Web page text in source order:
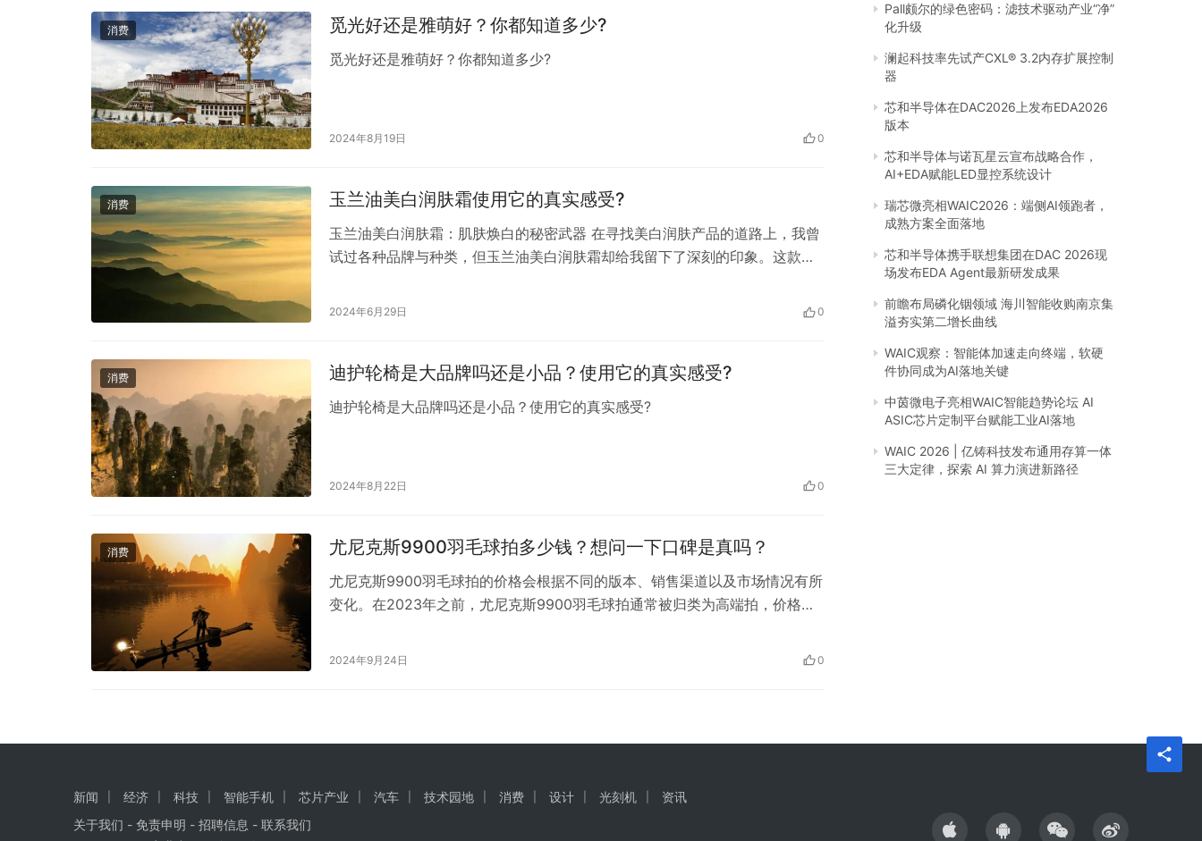
消费 觅光好还是雅萌好？你都知道多少?
觅光好还是雅萌好？你都知道多少?
2024年8月19日 0
消费 玉兰油美白润肤霜使用它的真实感受?
玉兰油美白润肤霜：肌肤焕白的秘密武器 在寻找美白润肤产品的道路上，我曾
试过各种品牌与种类，但玉兰油美白润肤霜却给我留下了深刻的印象。这款润
一次打开玉兰油美白润肤霜的包装时，就被它那细腻的质地所吸引。轻轻一
2024年6月29日 0
消费 迪护轮椅是大品牌吗还是小品？使用它的真实感受?
迪护轮椅是大品牌吗还是小品？使用它的真实感受?
2024年8月22日 0
消费 尤尼克斯9900羽毛球拍多少钱？想问一下口碑是真吗？
尤尼克斯9900羽毛球拍的价格会根据不同的版本、销售渠道以及市场情况有所
变化。在2023年之前，尤尼克斯9900羽毛球拍通常被归类为高端拍，价格可
动。 由于我无法提供实时价格信息，建议您直接访问尤尼克斯的官方网站、授
2024年9月24日 0
Pall颇尔的绿色密码：滤技术驱动产业“净”
化升级
澜起科技率先试产CXL® 3.2内存扩展控制
器
芯和半导体在DAC2026上发布EDA2026
版本
芯和半导体与诺瓦星云宣布战略合作，
AI+EDA赋能LED显控系统设计
瑞芯微亮相WAIC2026：端侧AI领跑者，
成熟方案全面落地
芯和半导体携手联想集团在DAC 2026现
场发布EDA Agent最新研发成果
前瞻布局磷化铟领域 海川智能收购南京集
溢夯实第二增长曲线
WAIC观察：智能体加速走向终端，软硬
件协同成为AI落地关键
中茵微电子亮相WAIC智能趋势论坛 AI
ASIC芯片定制平台赋能工业AI落地
WAIC 2026 | 亿铸科技发布通用存算一体
三大定律，探索 AI 算力演进新路径
新闻 经济 科技 智能手机 芯片产业 汽车 技术园地 消费 设计 光刻机
资讯
关于我们 - 免责申明 - 招聘信息 - 联系我们